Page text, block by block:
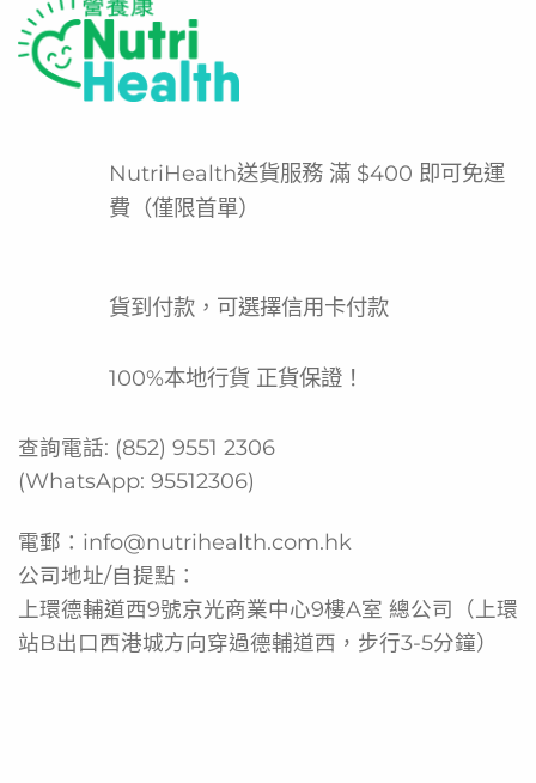
NutriHealth送貨服務 滿 $400 即可免運
費（僅限首單）
貨到付款，可選擇信用卡付款
100%本地行貨 正貨保證！
查詢電話: (852) 9551 2306
(WhatsApp: 95512306)
電郵： info@nutrihealth.com.hk
公司地址/自提點：
上環德輔道西9號京光商業中心9樓A室 總公司（上環
站B出口西港城方向穿過德輔道西，步行3-5分鐘）